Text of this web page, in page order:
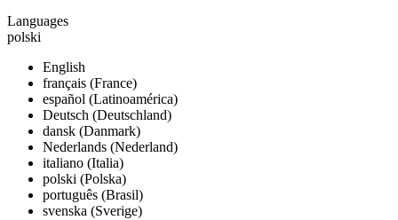
Languages
polski
English
français (France)
español (Latinoamérica)
Deutsch (Deutschland)
dansk (Danmark)
Nederlands (Nederland)
italiano (Italia)
polski (Polska)
português (Brasil)
svenska (Sverige)